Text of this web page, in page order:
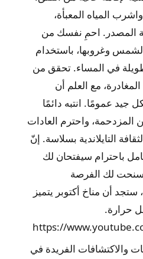
المياه المعبأة،
المصدر. احمِ نفسك من
وغروبها، باستخدام
في المساء. تحقق من
مع العلم أن
جيد عمومًا. انتبه دائمًا
المزدحمة، واحترم العادات
التايلاندية بسلاسة. إنّ
باحترام سيفتحان لك
سنحت لك الفرصة
أن مناخ أكتوبر يتميز
حرارة.
https://
والاكتشافات الفريدة في